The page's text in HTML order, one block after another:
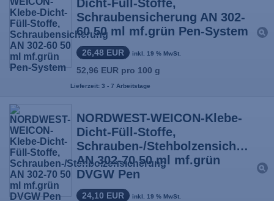
Dicht-Füll-Stoffe,
Schraubensicherung AN 302-
60 50 ml mf.grün Pen-System
26,48 EUR inkl. 19 % MwSt.
52,96 EUR pro 100 g
Lieferzeit: 3 - 7 Arbeitstage
NORDWEST-WEICON-Klebe-
Dicht-Füll-Stoffe,
Schrauben-/Stehbolzensicherung
AN 302-70 50 ml mf.grün
DVGW Pen
24,10 EUR inkl. 19 % MwSt.